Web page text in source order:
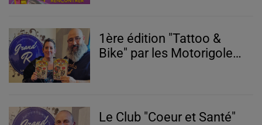
1ère édition "Tattoo &
Bike" par les Motorigoles
Le Club "Coeur et Santé"